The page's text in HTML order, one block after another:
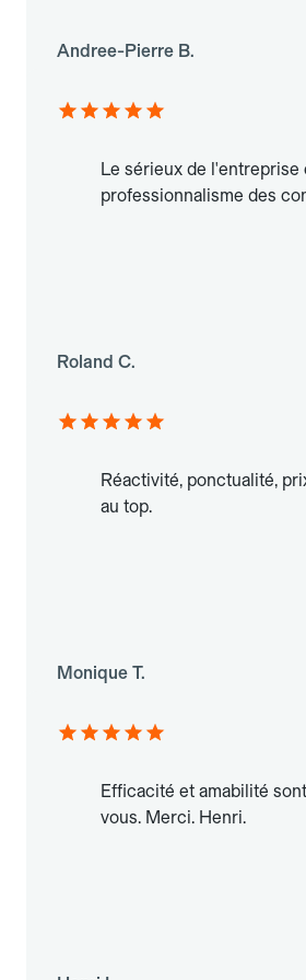
Andree-Pierre B.
Le sérieux de l'entreprise
professionnalisme des
Roland C.
Réactivité, ponctualité,
au top.
Monique T.
Efficacité et amabilité
vous. Merci. Henri.